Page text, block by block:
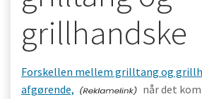
grillhandske
Forskellen mellem grilltang og
afgørende,
når det